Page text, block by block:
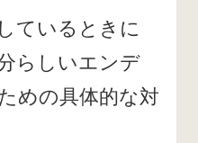
ているときに
らしいエンデ
めの具体的な対